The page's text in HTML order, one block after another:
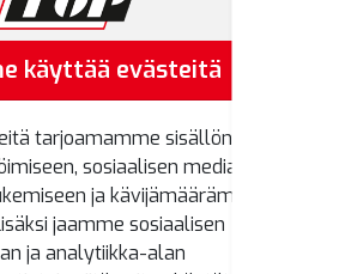
RemaTipTop
01510 Vantaa
(09) 8700 520
(09) 8700 522
käyttää evästeitä
tarjoamamme sisällön ja
sosiaalisen median
ja kävijämäärämme
jaamme sosiaalisen
ja analytiikka-alan